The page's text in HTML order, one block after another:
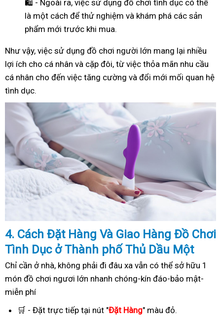
🛍️ - Ngoài ra, việc sử dụng đồ chơi tình dục có thể
là một cách để thử nghiệm và khám phá các sản
phẩm mới trước khi mua.
Như vậy, việc sử dụng đồ chơi người lớn mang lại nhiều
lợi ích cho cá nhân và cặp đôi, từ việc thỏa mãn nhu cầu
cá nhân cho đến việc tăng cường và đổi mới mối quan hệ
tình dục.
4. Cách Đặt Hàng Và Giao Hàng Đồ Chơi
Tình Dục ở Thành phố Thủ Dầu Một
Chỉ cần ở nhà, không phải đi đâu xa vẫn có thể sở hữu 1
món đồ chơi ngươi lớn nhanh chóng-kín đáo-bảo mật-
miễn phí
🛒 - Đặt trực tiếp tại nút "Đặt Hàng" màu đỏ.